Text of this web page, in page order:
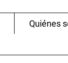
Quiénes